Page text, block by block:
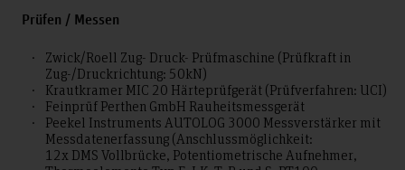
Prüfen / Messen
Zwick/Roell Zug- Druck- Prüfmaschine (Prüfkraft in
Zug-/Druckrichtung: 50kN)
Krautkramer MIC 20 Härteprüfgerät (Prüfverfahren: UCI)
Feinprüf Perthen GmbH Rauheitsmessgerät
Peekel Instruments AUTOLOG 3000 Messverstärker mit
Messdatenerfassung (Anschlussmöglichkeit:
12x DMS Vollbrücke, Potentiometrische Aufnehmer,